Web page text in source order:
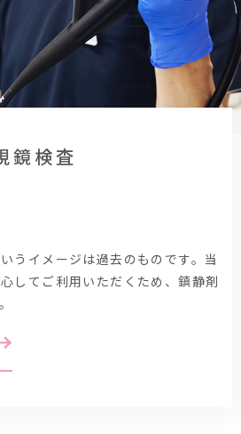
鏡検査
うイメージは過去のものです。当
してご利用いただくため、鎮静剤